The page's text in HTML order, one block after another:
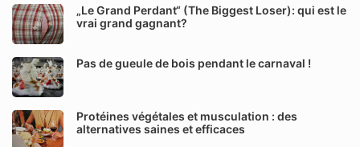
„Le Grand Perdant“ (The Biggest Loser): qui est le
vrai grand gagnant?
Pas de gueule de bois pendant le carnaval !
Protéines végétales et musculation : des
alternatives saines et efficaces